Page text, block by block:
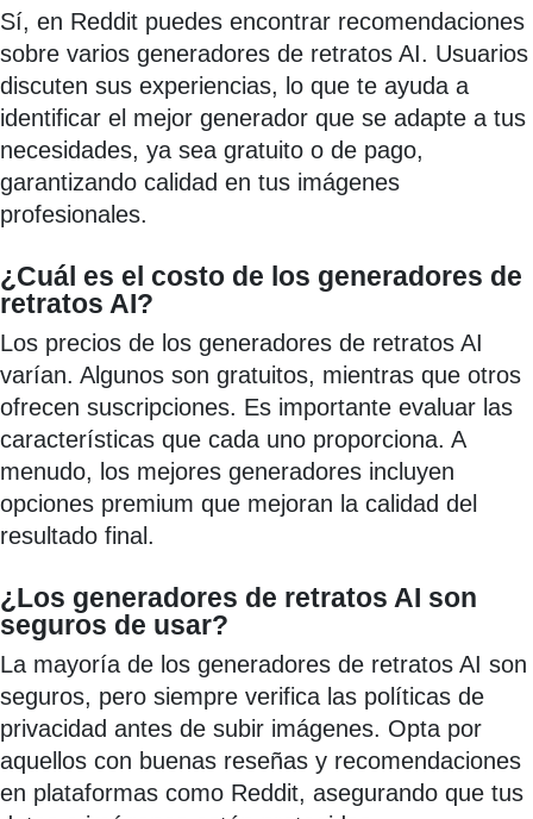
Sí, en Reddit puedes encontrar recomendaciones
sobre varios generadores de retratos AI. Usuarios
discuten sus experiencias, lo que te ayuda a
identificar el mejor generador que se adapte a tus
necesidades, ya sea gratuito o de pago,
garantizando calidad en tus imágenes
profesionales.
¿Cuál es el costo de los generadores de
retratos AI?
Los precios de los generadores de retratos AI
varían. Algunos son gratuitos, mientras que otros
ofrecen suscripciones. Es importante evaluar las
características que cada uno proporciona. A
menudo, los mejores generadores incluyen
opciones premium que mejoran la calidad del
resultado final.
¿Los generadores de retratos AI son
seguros de usar?
La mayoría de los generadores de retratos AI son
seguros, pero siempre verifica las políticas de
privacidad antes de subir imágenes. Opta por
aquellos con buenas reseñas y recomendaciones
en plataformas como Reddit, asegurando que tus